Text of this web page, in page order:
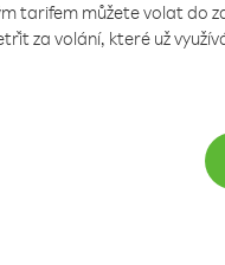
tarifem můžete volat do
za volání, které už